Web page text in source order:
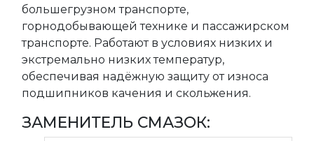
большегрузном транспорте,
горнодобывающей технике и пассажирском
транспорте. Работают в условиях низких и
экстремально низких температур,
обеспечивая надёжную защиту от износа
подшипников качения и скольжения.
ЗАМЕНИТЕЛЬ СМАЗОК: